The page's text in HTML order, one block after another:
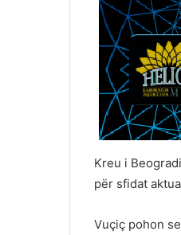
Kreu i
për sfidat
Vuçiç pohon